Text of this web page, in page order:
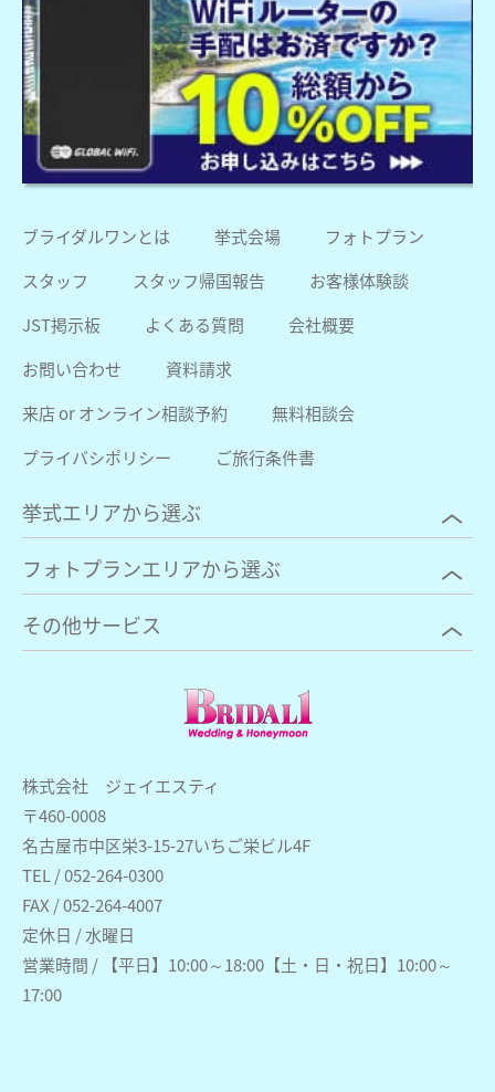
株式会社 ジェイエスティ
〒460-0008
名古屋市中区栄3-15-27いちご栄ビル4F
TEL / 052-264-0300
FAX / 052-264-4007
定休日 / 水曜日
営業時間 / 【平日】10:00～18:00【土・日・祝日】10:00～
17:00
ブライダルワンとは 挙式会場
フォトプラン
スタッフ
スタッフ帰国報告
お客様体験談
JST掲示板
よくある質問
会社概要
お問い合わせ
資料請求
来店 or オンライン相談予約
無料相談会
プライバシポリシー
ご旅行条件書
挙式エリアから選ぶ
フォトプランエリアから選ぶ
その他サービス